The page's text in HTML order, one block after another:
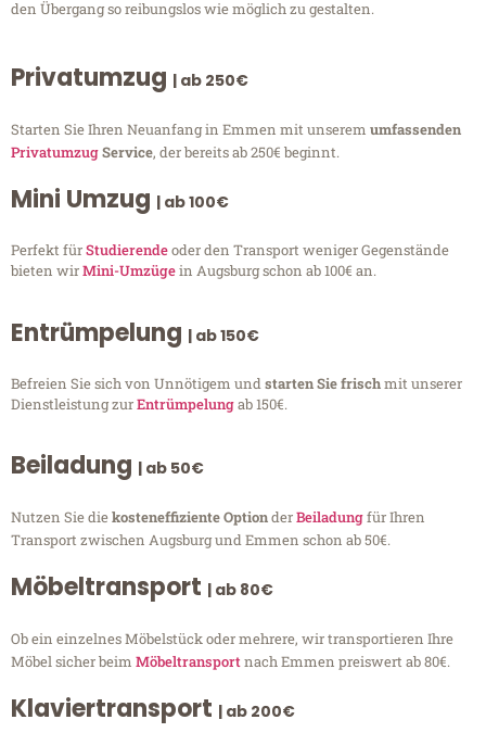
den Übergang so reibungslos wie möglich zu gestalten.
Privatumzug | ab 250€
Starten Sie Ihren Neuanfang in Emmen mit unserem umfassenden
PrivatumzugService, der bereits ab 250€ beginnt.
Mini Umzug | ab 100€
Perfekt fürStudierendeoder den Transport weniger Gegenstände
bieten wirMini-Umzügein Augsburg schon ab 100€ an.
Entrümpelung | ab 150€
Befreien Sie sich von Unnötigem undstarten Sie frischmit unserer
Dienstleistung zurEntrümpelungab 150€.
Beiladung | ab 50€
Nutzen Sie diekosteneffiziente OptionderBeiladungfür Ihren
Transport zwischen Augsburg und Emmen schon ab 50€.
Möbeltransport | ab 80€
Ob ein einzelnes Möbelstück oder mehrere, wir transportieren Ihre
Möbel sicher beim Möbeltransportnach Emmen preiswert ab 80€.
Klaviertransport | ab 200€